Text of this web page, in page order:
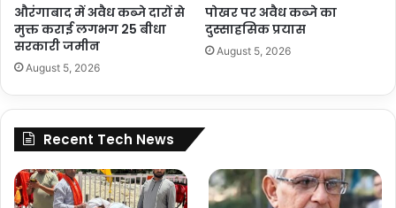
औरंगाबाद में अवैध कब्जे दारों से
मुक्त कराई लगभग 25 बीधा
सरकारी जमीन
August 5, 2026
पोखर पर अवैध कब्जे का
दुस्साहसिक प्रयास
August 5, 2026
Recent Tech News